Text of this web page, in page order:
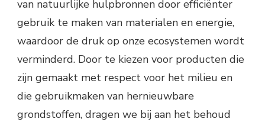
van natuurlijke hulpbronnen door efficiënter
gebruik te maken van materialen en energie,
waardoor de druk op onze ecosystemen wordt
verminderd. Door te kiezen voor producten die
zijn gemaakt met respect voor het milieu en
die gebruikmaken van hernieuwbare
grondstoffen, dragen we bij aan het behoud